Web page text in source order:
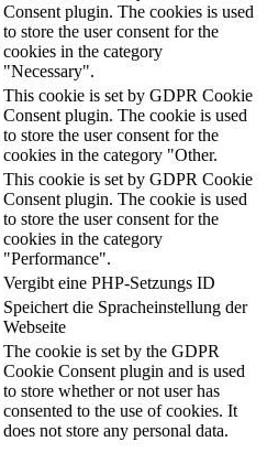
Consent plugin. The cookies is used
to store the user consent for the
cookies in the category
"Necessary".
This cookie is set by GDPR Cookie
Consent plugin. The cookie is used
to store the user consent for the
cookies in the category "Other.
This cookie is set by GDPR Cookie
Consent plugin. The cookie is used
to store the user consent for the
cookies in the category
"Performance".
Vergibt eine PHP-Setzungs ID
Speichert die Spracheinstellung der
Webseite
The cookie is set by the GDPR
Cookie Consent plugin and is used
to store whether or not user has
consented to the use of cookies. It
does not store any personal data.